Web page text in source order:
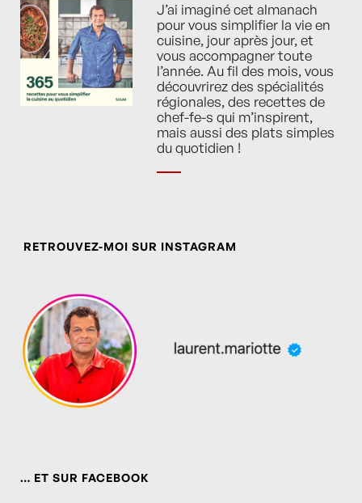
J’ai imaginé cet almanach
pour vous simplifier la vie en
cuisine, jour après jour, et
vous accompagner toute
l’année. Au fil des mois, vous
découvrirez des spécialités
régionales, des recettes de
chef-fe-s qui m’inspirent,
mais aussi des plats simples
du quotidien !
RETROUVEZ-MOI SUR INSTAGRAM
… ET SUR FACEBOOK